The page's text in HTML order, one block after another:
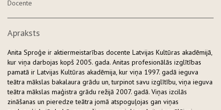
Docente
Apraksts
Anita Sproģe ir aktiermeistarības docente Latvijas Kultūras akadēmijā,
kur viņa darbojas kopš 2005. gada. Anitas profesionālās izglītības
pamatā ir Latvijas Kultūras akadēmija, kur viņa 1997. gadā ieguva
teātra mākslas bakalaura grādu un, turpinot savu izglītību, viņa ieguva
teātra mākslas maģistra grādu režijā 2007. gadā. Viņas izcilās
zināšanas un pieredze teātra jomā atspoguļojas gan viņas